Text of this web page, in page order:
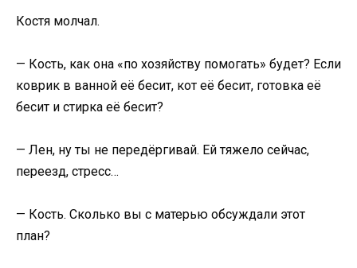
Костя молчал.
— Кость, как она «по хозяйству помогать» будет? Если
коврик в ванной её бесит, кот её бесит, готовка её
бесит и стирка её бесит?
— Лен, ну ты не передёргивай. Ей тяжело сейчас,
переезд, стресс…
— Кость. Сколько вы с матерью обсуждали этот
план?